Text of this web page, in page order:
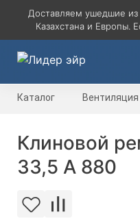
Доставляем ушедшие
Казахстана и Европы.
Каталог Вентиляция
Клиновой
33,5 А 880